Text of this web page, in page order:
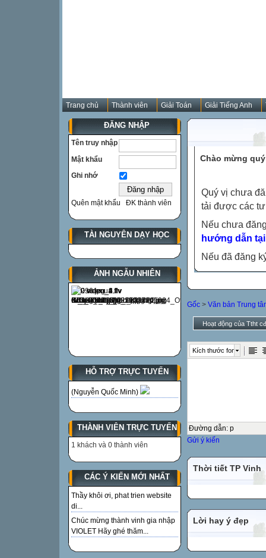
Trang chủ Thành viên Giải Toán Giải Tiếng Anh
ĐĂNG NHẬP
Tên truy nhập
Mật khẩu
Ghi nhớ
Quên mật khẩu ĐK thành viên
TÀI NGUYÊN DẠY HỌC
ẢNH NGẪU NHIÊN
HỖ TRỢ TRỰC TUYẾN
(Nguyễn Quốc Minh)
THÀNH VIÊN TRỰC TUYẾN
1 khách và 0 thành viên
CÁC Ý KIẾN MỚI NHẤT
Thầy khôi ơi, phat trien website
di...
Chúc mừng thành vinh gia nhập
VIOLET Hãy ghé thăm...
Chào mừng
Quý vị chưa
tải được các
Nếu chưa
hướng dẫn
Nếu đã đăng
Gốc > Văn bản Trung
Hoạt động của Ttht cđ
Kích thước font
Đường dẫn: p
Gửi ý kiến
Thời tiết TP Vinh
Lời hay ý đẹp